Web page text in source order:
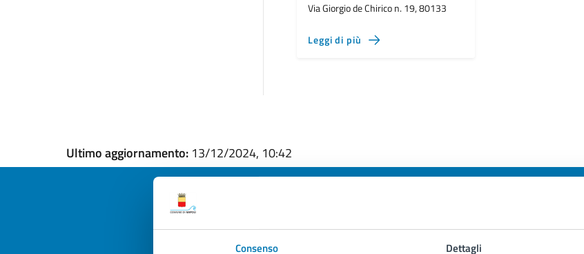
Consenso Dettagli
Via Giorgio de Chirico n. 19, 80133
Leggi di più
Ultimo aggiornamento: 13/12/2024, 10:42